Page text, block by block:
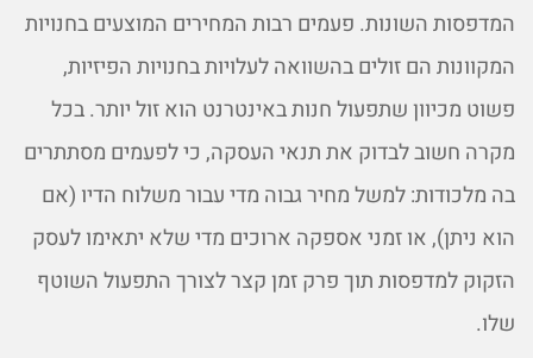
המדפסות השונות. פעמים רבות המחירים המוצעים בחנויות
המקוונות הם זולים בהשוואה לעלויות בחנויות הפיזיות,
פשוט מכיוון שתפעול חנות באינטרנט הוא זול יותר. בכל
מקרה חשוב לבדוק את תנאי העסקה, כי לפעמים מסתתרים
בה מלכודות: למשל מחיר גבוה מדי עבור משלוח הדיו (אם
הוא ניתן), או זמני אספקה ארוכים מדי שלא יתאימו לעסק
הזקוק למדפסות תוך פרק זמן קצר לצורך התפעול השוטף
שלו.